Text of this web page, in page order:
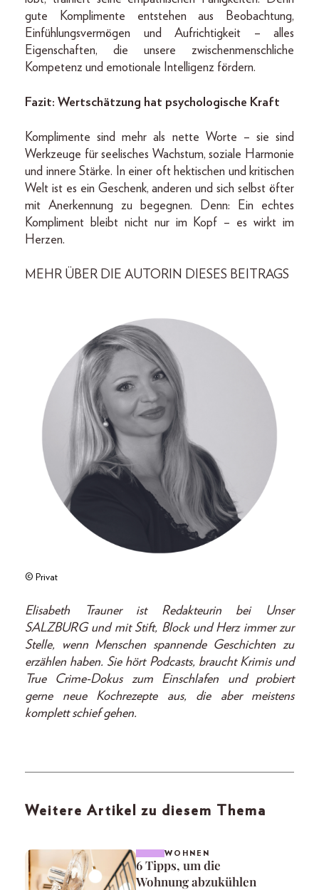
gute Komplimente entstehen aus Beobachtung,
Einfühlungsvermögen und Aufrichtigkeit – alles
Eigenschaften, die unsere zwischenmenschliche
Kompetenz und emotionale Intelligenz fördern.
Fazit: Wertschätzung hat psychologische Kraft
Komplimente sind mehr als nette Worte – sie sind
Werkzeuge für seelisches Wachstum, soziale Harmonie
und innere Stärke. In einer oft hektischen und kritischen
Welt ist es ein Geschenk, anderen und sich selbst öfter
mit Anerkennung zu begegnen. Denn: Ein echtes
Kompliment bleibt nicht nur im Kopf – es wirkt im
Herzen.
MEHR ÜBER DIE AUTORIN DIESES BEITRAGS
© Privat
Elisabeth Trauner ist Redakteurin bei Unser
SALZBURG und mit Stift, Block und Herz immer zur
Stelle, wenn Menschen spannende Geschichten zu
erzählen haben. Sie hört Podcasts, braucht Krimis und
True Crime-Dokus zum Einschlafen und probiert
gerne neue Kochrezepte aus, die aber meistens
komplett schief gehen.
Weitere Artikel zu diesem Thema
WOHNEN
6 Tipps, um die
Wohnung abzukühlen